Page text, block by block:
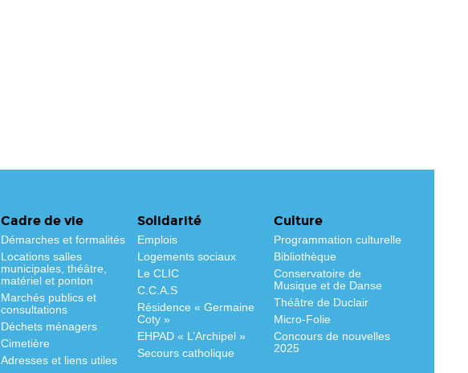
Cadre de vie
Démarches et formalités
Locations salles
municipales, théâtre,
matériel et ponton
Marchés publics et
consultations
Déchets ménagers
Cimetière
Adresses et liens utiles
Solidarité
Emplois
Logements sociaux
Le CLIC
C.C.A.S
Résidence « Germaine
Coty »
EHPAD « L’Archipel »
Secours catholique
Culture
Programmation culturelle
Bibliothèque
Conservatoire de
Musique et de Danse
Théâtre de Duclair
Micro-Folie
Concours de nouvelles
2025